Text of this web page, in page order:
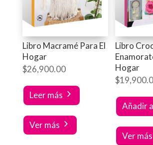
Libro Macramé Para El
Hogar
$26,900.00
Leer más
Ver más
Libro
Hogar
$
Añadir
Ver más